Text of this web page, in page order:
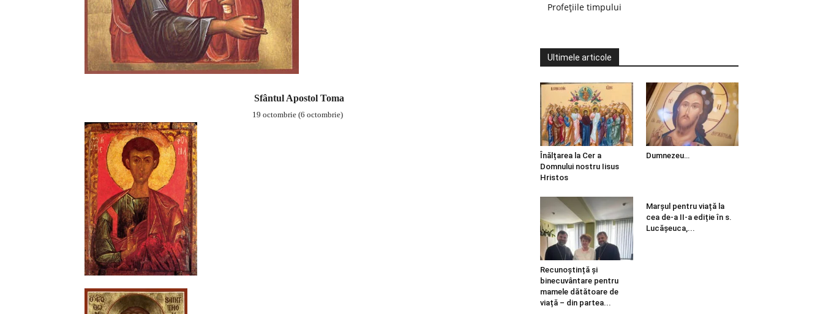
Sfântul Apostol Toma
19 octombrie (6 octombrie)
Profețiile timpului
Ultimele articole
Înălțarea la Cer a
Domnului nostru Iisus
Hristos
Dumnezeu…
Recunoștință și
binecuvântare pentru
mamele dătătoare de
viață – din partea...
Marșul pentru viață la
cea de-a II-a ediție în s.
Lucășeuca,...